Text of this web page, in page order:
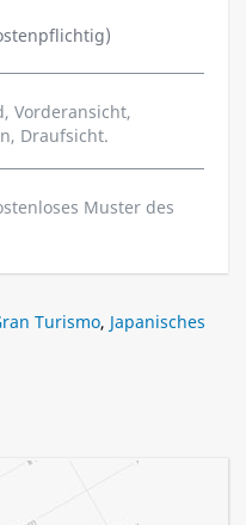
Vorderansicht,
Draufsicht.
Muster des
Turismo, Japanisches